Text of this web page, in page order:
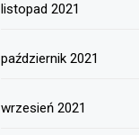
listopad 2021
październik 2021
wrzesień 2021